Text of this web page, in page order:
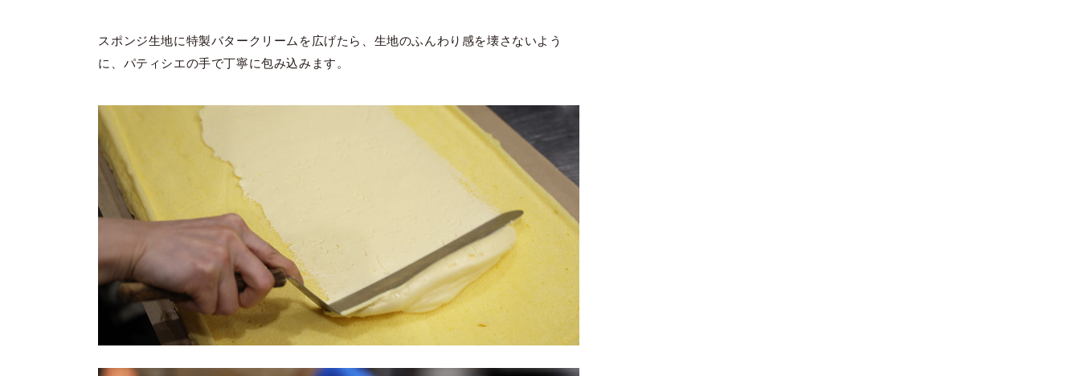
スポンジ生地に特製バタークリームを広げたら、生地のふんわり感を壊さないよう
に、パティシエの手で丁寧に包み込みます。